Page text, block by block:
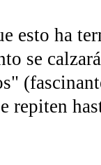
esto ha
se
repiten